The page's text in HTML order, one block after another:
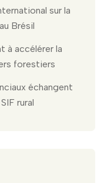
sur la
Brésil
à accélérer la
forestiers
échangent
rural